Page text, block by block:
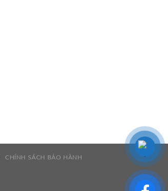
CHÍNH SÁCH BẢO HÀNH